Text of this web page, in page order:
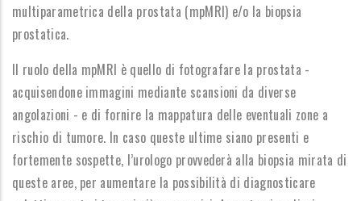
multiparametrica della prostata (mpMRI) e/o la biopsia
prostatica.
Il ruolo della mpMRI è quello di fotografare la prostata -
acquisendone immagini mediante scansioni da diverse
angolazioni - e di fornire la mappatura delle eventuali zone a
rischio di tumore. In caso queste ultime siano presenti e
fortemente sospette, l’urologo provvederà alla biopsia mirata di
queste aree, per aumentare la possibilità di diagnosticare